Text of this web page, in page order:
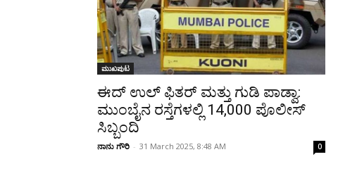
ಮುಖಪುಟ
ಈದ್ ಉಲ್ ಫಿತರ್ ಮತ್ತು ಗುಡಿ ಪಾಡ್ವಾ:
ಮುಂಬೈನ ರಸ್ತೆಗಳಲ್ಲಿ 14,000 ಪೊಲೀಸ್
ಸಿಬ್ಬಂದಿ
ನಾನು ಗೌರಿ - 31 March 2025, 8:48 AM 0